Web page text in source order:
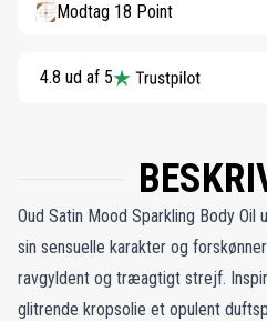
Modtag 18 Point
4.8 ud af 5
Oud Satin Mood Sparkling Body Oil
sin sensuelle karakter og
ravgyldent og træagtigt strejf.
glitrende kropsolie et opulent